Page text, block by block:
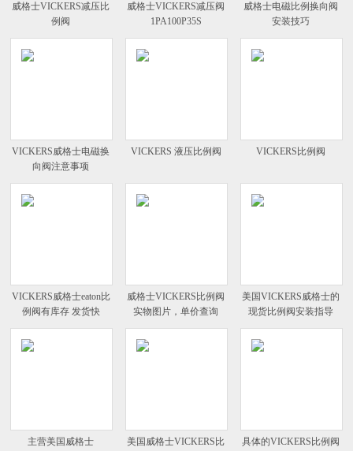
威格士VICKERS减压比
例阀
威格士VICKERS减压阀
1PA100P35S
威格士电磁比例换向阀
安装技巧
VICKERS威格士电磁换
向阀注意事项
VICKERS 液压比例阀 VICKERS比例阀
VICKERS威格士eaton比
例阀有库存 发货快
威格士VICKERS比例阀
实物图片，单价查询
美国VICKERS威格士的
现货比例阀安装指导
主营美国威格士
美国威格士VICKERS比
具体的VICKERS比例阀